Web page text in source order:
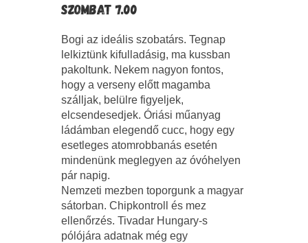
SZOMBAT 7.00
Bogi az ideális szobatárs. Tegnap
lelkiztünk kifulladásig, ma kussban
pakoltunk. Nekem nagyon fontos,
hogy a verseny előtt magamba
szálljak, belülre figyeljek,
elcsendesedjek. Óriási műanyag
ládámban elegendő cucc, hogy egy
esetleges atomrobbanás esetén
mindenünk meglegyen az óvóhelyen
pár napig.
Nemzeti mezben toporgunk a magyar
sátorban. Chipkontroll és mez
ellenőrzés. Tivadar Hungary-s
pólójára adatnak még egy